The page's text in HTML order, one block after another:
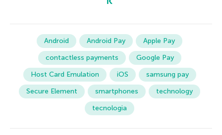
Android Android Pay
Apple Pay
contactless payments
Google Pay
Host Card Emulation
iOS
samsung pay
Secure Element
smartphones
technology
tecnologia